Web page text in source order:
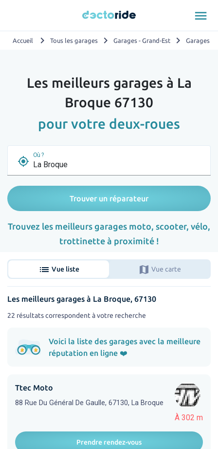
menu
Accueil chevron_right Tous les garages chevron_right Garages - Grand-Est chevron_right Garages -
Les meilleurs garages à La
Broque 67130
pour votre deux-roues
my_location
Où ?
Trouver un réparateur
Trouvez les meilleurs garages moto, scooter, vélo,
trottinette à proximité !
list Vue liste map Vue carte
Les meilleurs garages à La Broque, 67130
22 résultats correspondent à votre recherche
Voici la liste des garages avec la meilleure
réputation en ligne ❤️
À 302 m
Ttec Moto
88 Rue Du Général De Gaulle, 67130, La Broque
Prendre rendez-vous